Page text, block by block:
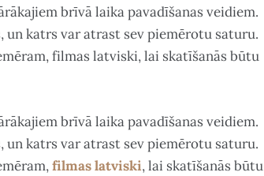
brīvā laika pavadīšanas veidiem.
un katrs var atrast sev piemērotu saturu.
filmas latviski, lai skatīšanās būtu
brīvā laika pavadīšanas veidiem.
un katrs var atrast sev piemērotu saturu.
filmas latviski, lai skatīšanās būtu